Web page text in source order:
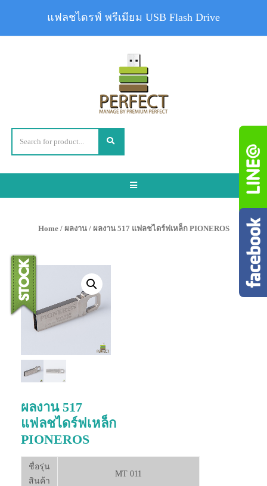
Toggle
Home/ ผลงาน/ ผลงาน 517 แฟลชไดร์ฟเหล็ก PIONEROS
ผลงาน 517
แฟลชไดร์ฟเหล็ก
PIONEROS
ชื่อรุ่น
สินค้า
MT 011
แฟลชไดรฟ์ พรีเมียม USB Flash Drive